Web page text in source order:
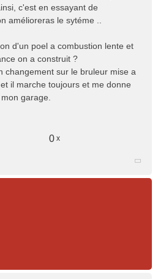
c'est en essayant de
amélioreras le sytéme ..
d'un poel a combustion lente et
on a construit ?
changement sur le bruleur mise a
il marche toujours et me donne
garage.
0 x